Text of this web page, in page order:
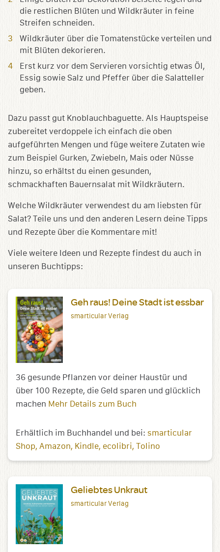
die restlichen Blüten und Wildkräuter in feine
Streifen schneiden.
Wildkräuter über die Tomatenstücke verteilen und
mit Blüten dekorieren.
Erst kurz vor dem Servieren vorsichtig etwas Öl,
Essig sowie Salz und Pfeffer über die Salatteller
geben.
Dazu passt gut Knoblauchbaguette. Als Hauptspeise
zubereitet verdoppele ich einfach die oben
aufgeführten Mengen und füge weitere Zutaten wie
zum Beispiel Gurken, Zwiebeln, Mais oder Nüsse
hinzu, so erhältst du einen gesunden,
schmackhaften Bauernsalat mit Wildkräutern.
Welche Wildkräuter verwendest du am liebsten für
Salat? Teile uns und den anderen Lesern deine Tipps
und Rezepte über die Kommentare mit!
Viele weitere Ideen und Rezepte findest du auch in
unseren Buchtipps:
Geh raus! Deine Stadt ist essbar
smarticular Verlag
36 gesunde Pflanzen vor deiner Haustür und
über 100 Rezepte, die Geld sparen und glücklich
machen Mehr Details zum Buch
Erhältlich im Buchhandel und bei: smarticular
Shop Amazon Kindle ecolibri Tolino
Geliebtes Unkraut
smarticular Verlag